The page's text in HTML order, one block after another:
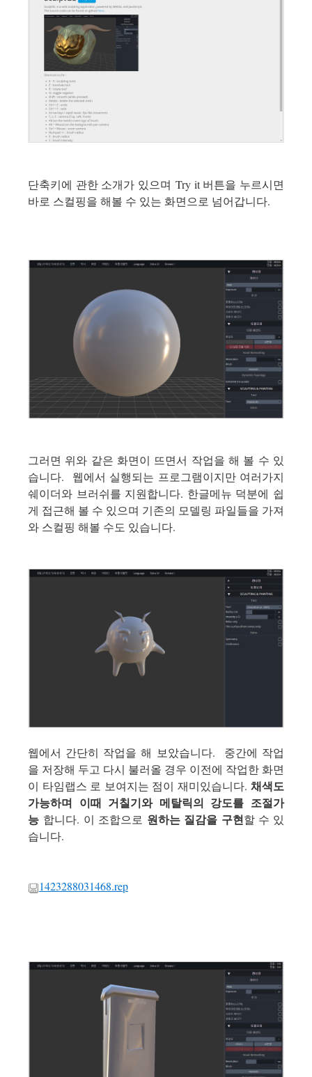
단축키에 관한 소개가 있으며 Try it 버튼을 누르시면
바로 스컬핑을 해볼 수 있는 화면으로 넘어갑니다.
그러면 위와 같은 화면이 뜨면서 작업을 해 볼 수 있
습니다. 웹에서 실행되는 프로그램이지만 여러가지
쉐이더와 브러쉬를 지원합니다. 한글메뉴 덕분에 쉽
게 접근해 볼 수 있으며 기존의 모델링 파일들을 가져
와 스컬핑 해볼 수도 있습니다.
웹에서 간단히 작업을 해 보았습니다. 중간에 작업
을 저장해 두고 다시 불러올 경우 이전에 작업한 화면
이 타임랩스 로 보여지는 점이 재미있습니다. 채색도
가능하며 이때 거칠기와 메탈릭의 강도를 조절가
능 합니다. 이 조합으로 원하는 질감을 구현할 수 있
습니다.
1423288031468.rep